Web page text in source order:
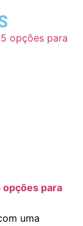
opções para
uma